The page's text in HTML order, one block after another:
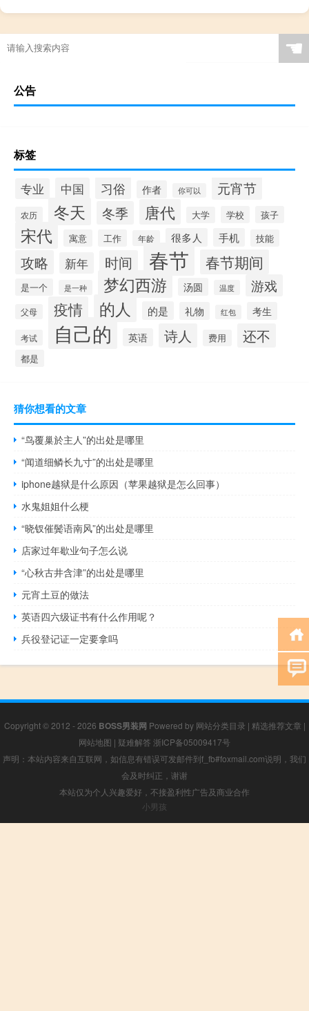
☚
公告
标签
专业 中国 习俗 作者 你可以 元宵节
农历 冬天 冬季 唐代 大学 学校 孩子
宋代 寓意 工作 年龄 很多人 手机 技能
攻略 新年 时间 春节 春节期间
是一个 是一种 梦幻西游 汤圆 温度 游戏
父母 疫情 的人 的是 礼物 红包 考生
考试 自己的 英语 诗人 费用 还不
都是
猜你想看的文章
“鸟覆巢於主人”的出处是哪里
“闻道细鳞长九寸”的出处是哪里
iphone越狱是什么原因（苹果越狱是怎么回事）
水鬼姐姐什么梗
“晓钗催鬓语南风”的出处是哪里
店家过年歇业句子怎么说
“心秋古井含津”的出处是哪里
元宵土豆的做法
英语四六级证书有什么作用呢？
兵役登记证一定要拿吗
Copyright © 2012 - 2026 BOSS男装网 Powered by 网站分类目录 | 精选推荐文章 |
网站地图 | 疑难解答 浙ICP备05009417号
声明：本站内容来自互联网，如信息有错误可发邮件到f_fb#foxmail.com说明，我们
会及时纠正，谢谢
本站仅为个人兴趣爱好，不接盈利性广告及商业合作
小男孩